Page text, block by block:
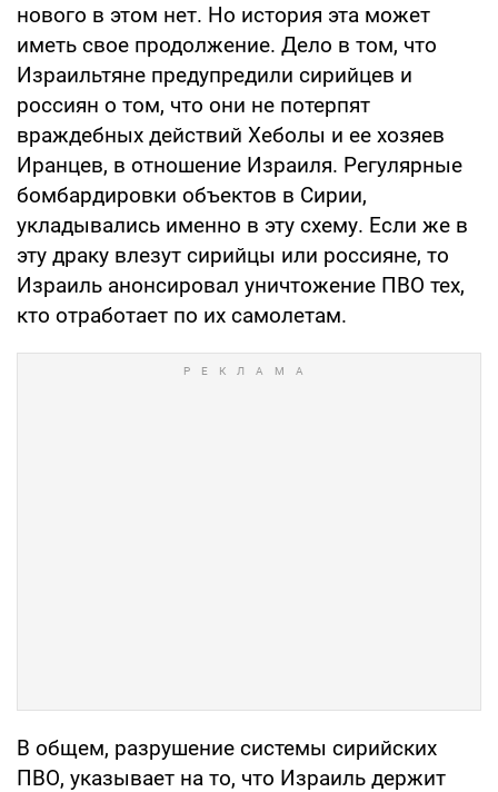
нового в этом нет. Но история эта может
иметь свое продолжение. Дело в том, что
Израильтяне предупредили сирийцев и
россиян о том, что они не потерпят
враждебных действий Хеболы и ее хозяев
Иранцев, в отношение Израиля. Регулярные
бомбардировки объектов в Сирии,
укладывались именно в эту схему. Если же в
эту драку влезут сирийцы или россияне, то
Израиль анонсировал уничтожение ПВО тех,
кто отработает по их самолетам.
В общем, разрушение системы сирийских
ПВО, указывает на то, что Израиль держит